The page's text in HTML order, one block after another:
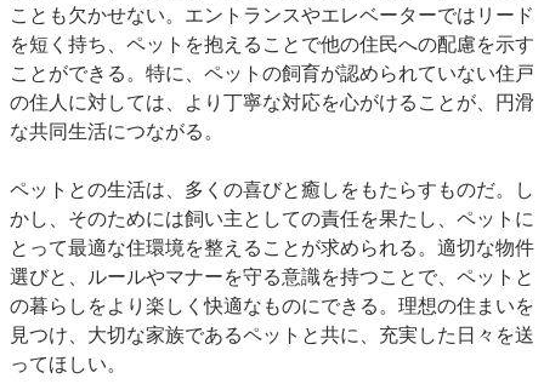
ことも欠かせない。エントランスやエレベーターではリード
を短く持ち、ペットを抱えることで他の住民への配慮を示す
ことができる。特に、ペットの飼育が認められていない住戸
の住人に対しては、より丁寧な対応を心がけることが、円滑
な共同生活につながる。
ペットとの生活は、多くの喜びと癒しをもたらすものだ。し
かし、そのためには飼い主としての責任を果たし、ペットに
とって最適な住環境を整えることが求められる。適切な物件
選びと、ルールやマナーを守る意識を持つことで、ペットと
の暮らしをより楽しく快適なものにできる。理想の住まいを
見つけ、大切な家族であるペットと共に、充実した日々を送
ってほしい。